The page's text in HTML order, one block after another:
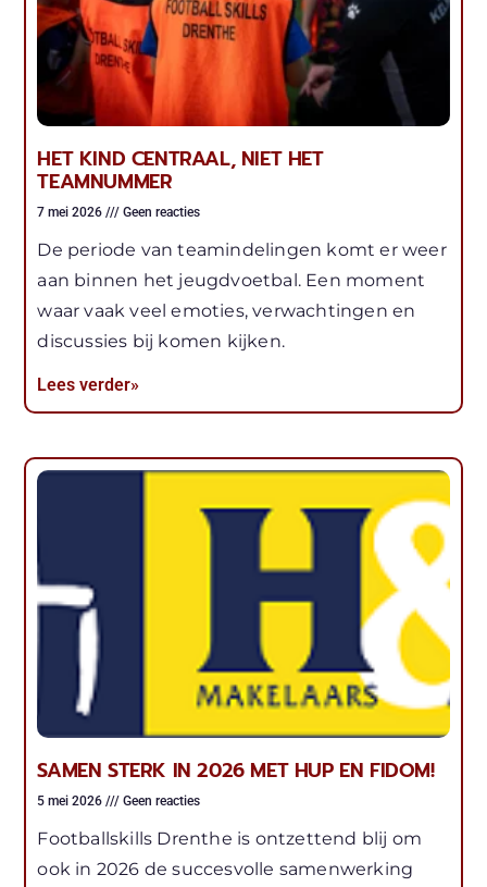
HET KIND CENTRAAL, NIET HET
TEAMNUMMER
7 mei 2026 Geen reacties
De periode van teamindelingen komt er weer
aan binnen het jeugdvoetbal. Een moment
waar vaak veel emoties, verwachtingen en
discussies bij komen kijken.
Lees verder»
SAMEN STERK IN 2026 MET HUP EN FIDOM!
5 mei 2026 Geen reacties
Footballskills Drenthe is ontzettend blij om
ook in 2026 de succesvolle samenwerking